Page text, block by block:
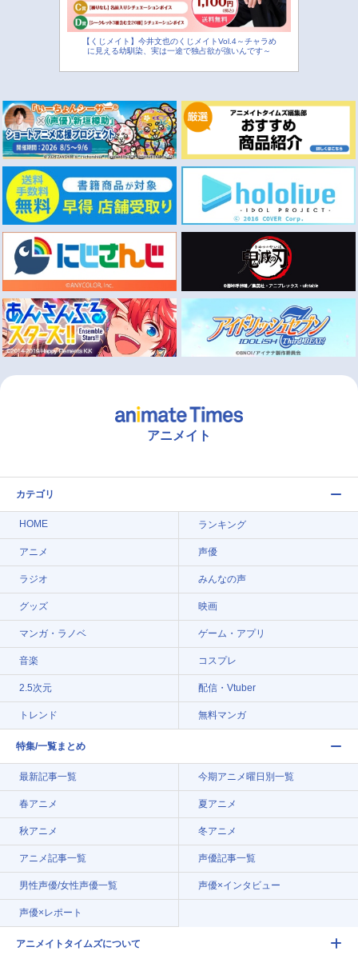
【くじメイト】今井文也のくじメイトVol.4～チャラめ
に見える幼馴染、実は一途で独占欲が強いんです～
アニメイト
カテゴリ
HOME ランキング
アニメ 声優
ラジオ みんなの声
グッズ 映画
マンガ・ラノベ ゲーム・アプリ
音楽 コスプレ
2.5次元 配信・Vtuber
トレンド 無料マンガ
特集/一覧まとめ
最新記事一覧 今期アニメ曜日別一覧
春アニメ 夏アニメ
秋アニメ 冬アニメ
アニメ記事一覧 声優記事一覧
男性声優/女性声優一覧 声優×インタビュー
声優×レポート
アニメイトタイムズについて